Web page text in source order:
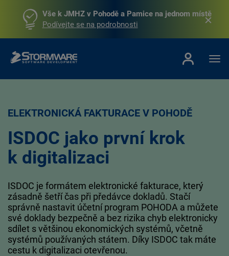
Vše k JMHZ v Pohodě a Pamice na jednom místě
Podívejte se na podrobnosti
ELEKTRONICKÁ FAKTURACE V POHODĚ
ISDOC jako první krok
k digitalizaci
ISDOC je formátem elektronické fakturace, který
zásadně šetří čas při předávce dokladů. Stačí
správně nastavit účetní program POHODA a můžete
své doklady bezpečně a bez rizika chyb elektronicky
sdílet s většinou ekonomických systémů, včetně
systémů používaných státem. Díky ISDOC tak máte
cestu k digitalizaci otevřenou.